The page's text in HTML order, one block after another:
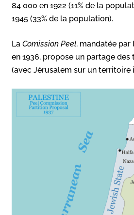
84 000 en 1922 (11% de la
1945 (33% de la population).
La Comission Peel, mandatée par
en 1936, propose un partage
(avec Jérusalem sur un territoire